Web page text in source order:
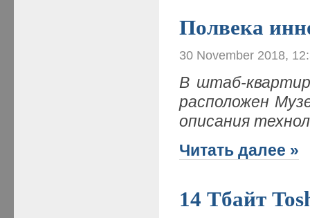
Полвека
30 November 2018,
В штаб-
расположен
описания
Читать далее »
14 Тбайт